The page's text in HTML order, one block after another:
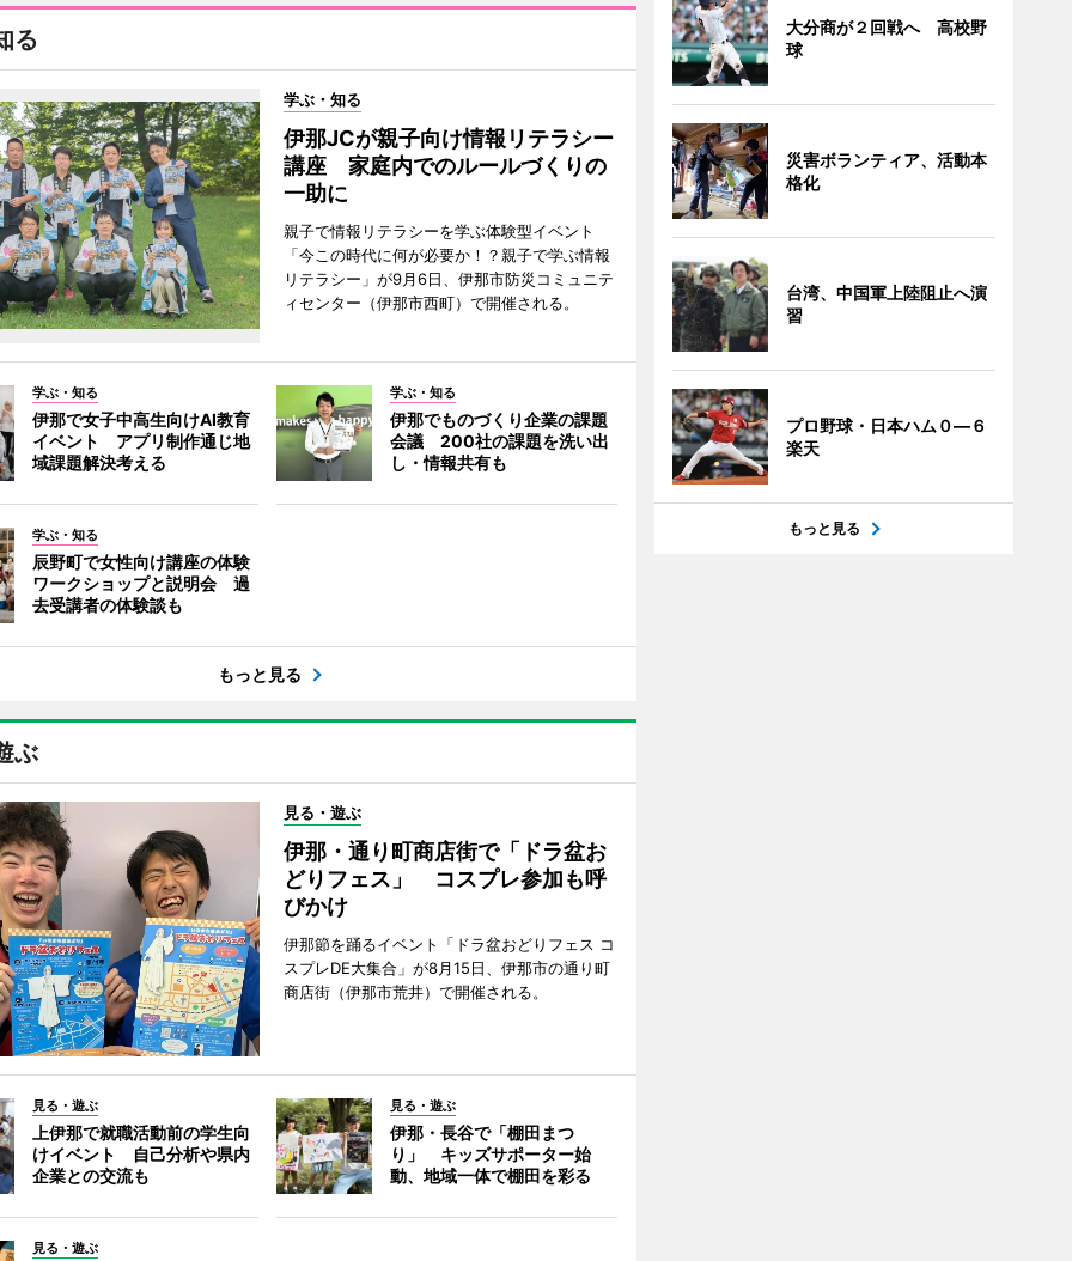
る
学ぶ・知る
伊那JCが親子向け情報リテラシー
講座 家庭内でのルールづくりの
一助に
親子で情報リテラシーを学ぶ体験型イベント
「今この時代に何が必要か！？親子で学ぶ情報
リテラシー」が9月6日、伊那市防災コミュニテ
ィセンター（伊那市西町）で開催される。
学ぶ・知る
伊那で女子中高生向けAI教育
イベント アプリ制作通じ地
域課題解決考える
学ぶ・知る
伊那でものづくり企業の課題
会議 200社の課題を洗い出
し・情報共有も
学ぶ・知る
辰野町で女性向け講座の体験
ワークショップと説明会 過
去受講者の体験談も
もっと見る
ぶ
見る・遊ぶ
伊那・通り町商店街で「ドラ盆お
どりフェス」 コスプレ参加も呼
びかけ
伊那節を踊るイベント「ドラ盆おどりフェス コ
スプレDE大集合」が8月15日、伊那市の通り町
商店街（伊那市荒井）で開催される。
見る・遊ぶ
上伊那で就職活動前の学生向
けイベント 自己分析や県内
企業との交流も
見る・遊ぶ
伊那・長谷で「棚田まつ
り」 キッズサポーター始
動、地域一体で棚田を彩る
見る・遊ぶ
大分商が２回戦へ 高校野
球
災害ボランティア、活動本
格化
台湾、中国軍上陸阻止へ演
習
プロ野球・日本ハム０―６
楽天
もっと見る